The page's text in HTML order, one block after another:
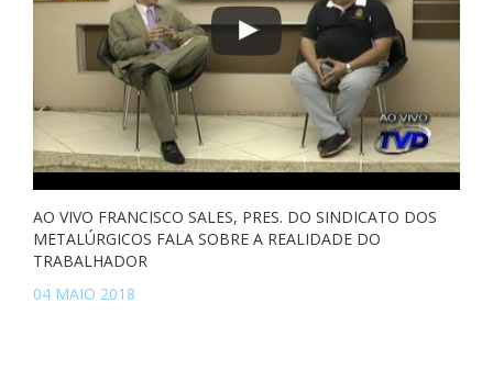
AO VIVO FRANCISCO SALES, PRES. DO SINDICATO DOS
METALÚRGICOS FALA SOBRE A REALIDADE DO
TRABALHADOR
04 MAIO 2018